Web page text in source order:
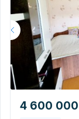
4 600